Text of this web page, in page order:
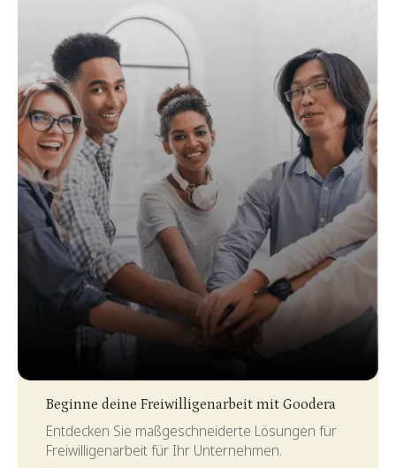
Beginne deine Freiwilligenarbeit mit Goodera
Entdecken Sie maßgeschneiderte Lösungen für
Freiwilligenarbeit für Ihr Unternehmen.